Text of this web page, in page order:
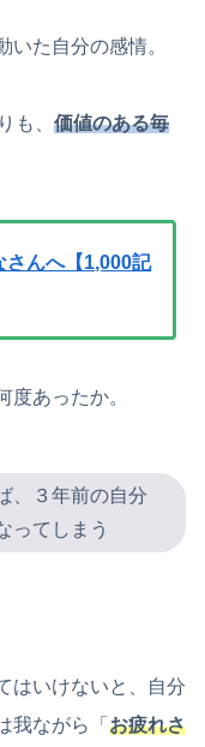
いた自分の感情。
も、 価値のある毎
さんへ【1,000記
度あったか。
、３年前の自分
ってしまう
はいけないと、自分
我ながら「 お疲れさ